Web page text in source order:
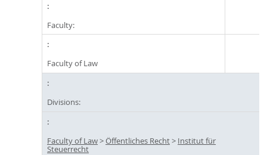
Faculty:
Faculty of Law
Divisions:
Faculty of Law>Öffentliches Recht> Institut für
Steuerrecht